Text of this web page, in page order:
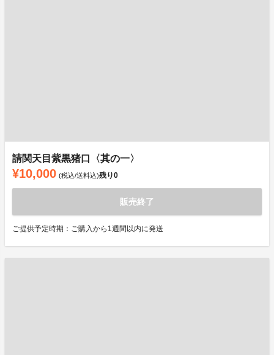
請関天目紫黒猪口〈其の一〉
¥10,000 (税込/送料込)残り0
販売終了
ご提供予定時期：ご購入から1週間以内に発送